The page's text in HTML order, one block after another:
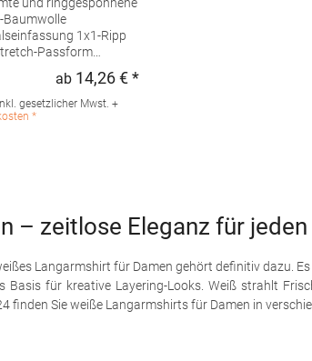
Baumwolle
1x1-Ripp
30 °C
Waalkade 12 5347KS Oss
E-Mail:
Regulärer Preis:
ab 14,26 € *
gesetzlicher Mwst. +
*
– zeitlose Eleganz für jeden
Langarmshirt für Damen gehört definitiv dazu.
für kreative Layering-Looks. Weiß strahlt
finden Sie weiße Langarmshirts für Damen in